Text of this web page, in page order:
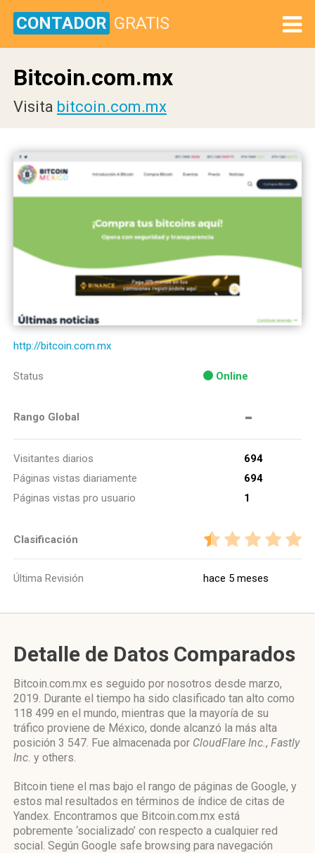
CONTADOR GRATIS
Bitcoin.com.mx
Visita bitcoin.com.mx
http://bitcoin.com.mx
Status Online
Rango Global -
Visitantes diarios
694
Páginas vistas diariamente
694
Páginas vistas pro usuario
1
Clasificación
Última Revisión hace 5 meses
Detalle de Datos Comparados
Bitcoin.com.mx es seguido por nosotros desde marzo,
2019. Durante el tiempo ha sido clasificado tan alto como
118 499 en el mundo, mientras que la mayoría de su
tráfico proviene de México, donde alcanzó la más alta
posición 3 547. Fue almacenada por CloudFlare Inc., Fastly
Inc. y others.
Bitcoin tiene el mas bajo el rango de páginas de Google, y
estos mal resultados en términos de índice de citas de
Yandex. Encontramos que Bitcoin.com.mx está
pobremente ‘socializado’ con respecto a cualquier red
social. Según Google safe browsing para navegación